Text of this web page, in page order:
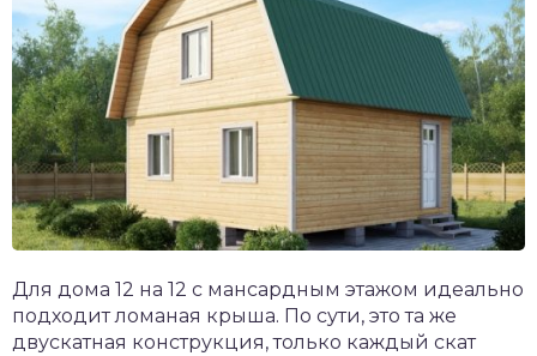
Для дома 12 на 12 с мансардным этажом идеально
подходит ломаная крыша. По сути, это та же
двускатная конструкция, только каждый скат